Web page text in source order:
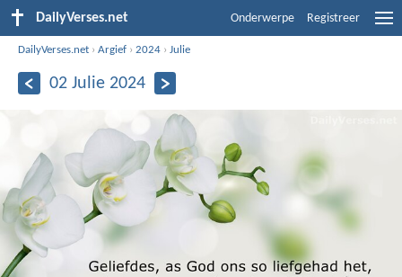
DailyVerses.net Onderwerpe Registreer
DailyVerses.net ›Argief ›2024 ›Julie
02 Julie 2024